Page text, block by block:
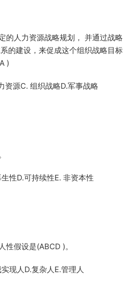
的人力资源战略规划， 并通过战略
的建设，来促成这个组织战略目标
)
资源C. 组织战略D.军事战略
性D.可持续性E. 非资本性
性假设是(ABCD )。
现人D.复杂人E.管理人